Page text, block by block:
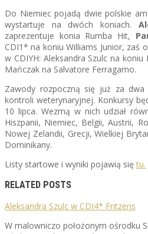
Do Niemiec pojadą dwie polskie
wystartuje na dwóch koniach.
zaprezentuje konia Rumba Hit,
CDI1* na koniu Williams Junior, zaś
w CDIYH: Aleksandra Szulc na
Mańczak na Salvatore Ferragamo.
Zawody rozpoczną się już za
kontroli weterynaryjnej. Konkursy
10 lipca. Wezmą w nich udział
Hiszpanii, Niemiec, Belgii, Austrii,
Nowej Zelandii, Grecji, Wielkiej
Dominikany.
Listy startowe i wyniki pojawią siętu.
RELATED POSTS
Aleksandra Szulc w CDI4* Fritzens
W malowniczo położonym ośrodku